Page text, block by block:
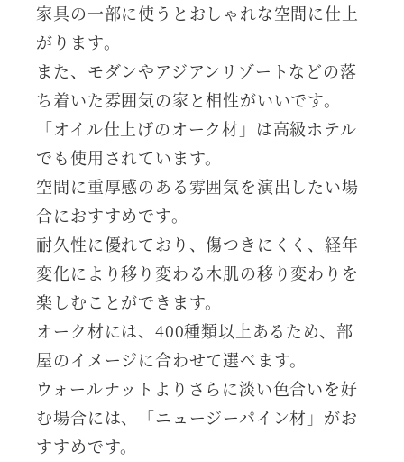
家具の一部に使うとおしゃれな空間に仕上
がります。
また、モダンやアジアンリゾートなどの落
ち着いた雰囲気の家と相性がいいです。
「オイル仕上げのオーク材」は高級ホテル
でも使用されています。
空間に重厚感のある雰囲気を演出したい場
合におすすめです。
耐久性に優れており、傷つきにくく、経年
変化により移り変わる木肌の移り変わりを
楽しむことができます。
オーク材には、400種類以上あるため、部
屋のイメージに合わせて選べます。
ウォールナットよりさらに淡い色合いを好
む場合には、「ニュージーパイン材」がお
すすめです。